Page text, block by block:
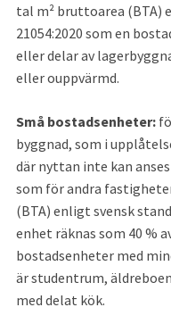
tal m² bruttoarea (BTA)
21054:2020 som en
eller delar av
eller ouppvärmd.
Små bostadsenheter:
byggnad, som i
där nyttan inte kan
som för andra
(BTA) enligt svensk
enhet räknas som 40 %
bostadsenheter med
är studentrum,
med delat kök.